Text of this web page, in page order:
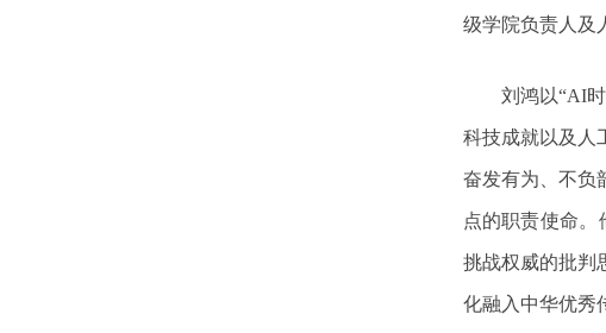
级学院负责人及
刘鸿以“AI
科技成就以及人
奋发有为、不负
点的职责使命。
挑战权威的批判
化融入中华优秀